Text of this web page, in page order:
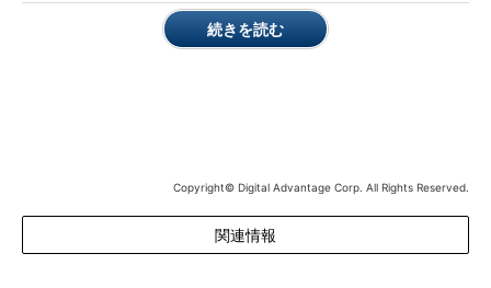
し白っぽくなる（オプションの［Snipping Toolがアクティブの場
合、画面のオバーレイを表示する］がチェックされている場
続きを読む
Copyright© Digital Advantage Corp. All Rights Reserved.
関連情報